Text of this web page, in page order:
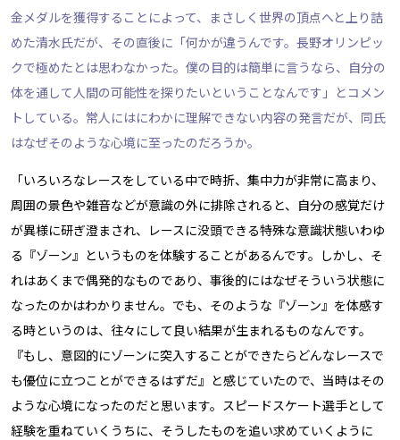
金メダルを獲得することによって、まさしく世界の頂点へと上り詰
めた清水氏だが、その直後に「何かが違うんです。長野オリンピッ
クで極めたとは思わなかった。僕の目的は簡単に言うなら、自分の
体を通して人間の可能性を探りたいということなんです」とコメン
トしている。常人にはにわかに理解できない内容の発言だが、同氏
はなぜそのような心境に至ったのだろうか。
「いろいろなレースをしている中で時折、集中力が非常に高まり、
周囲の景色や雑音などが意識の外に排除されると、自分の感覚だけ
が異様に研ぎ澄まされ、レースに没頭できる特殊な意識状態――いわゆ
る『ゾーン』というものを体験することがあるんです。しかし、そ
れはあくまで偶発的なものであり、事後的にはなぜそういう状態に
なったのかはわかりません。でも、そのような『ゾーン』を体感す
る時というのは、往々にして良い結果が生まれるものなんです。
『もし、意図的にゾーンに突入することができたらどんなレースで
も優位に立つことができるはずだ』と感じていたので、当時はその
ような心境になったのだと思います。スピードスケート選手として
経験を重ねていくうちに、そうしたものを追い求めていくように